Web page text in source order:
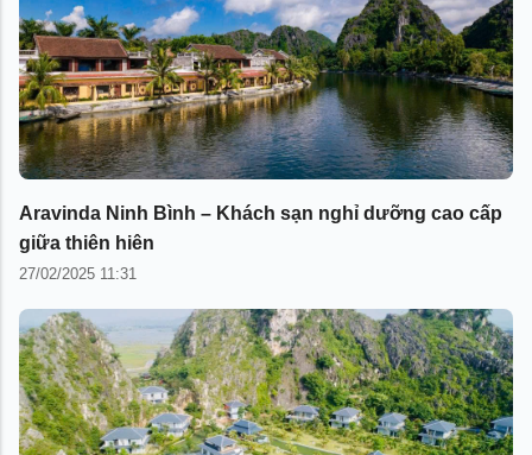
Aravinda Ninh Bình – Khách sạn nghỉ dưỡng cao cấp
giữa thiên hiên
27/02/2025 11:31